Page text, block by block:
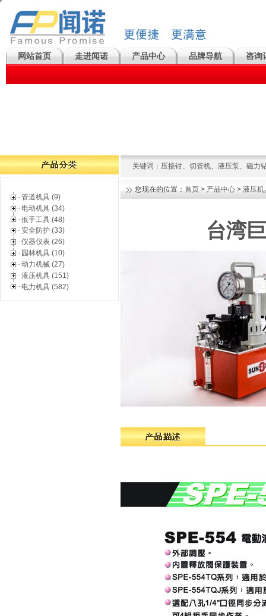
网站首页 走进闻诺 产品中心 品牌导航 咨询
管道机具 (9)
电动机具 (34)
扳手工具 (48)
安全防护 (33)
仪器仪表 (26)
园林机具 (10)
动力机械 (27)
液压机具 (151)
电力机具 (582)
关键词： 压接钳、 切管机、 液压泵、 磁力
您现在的位置： 首页 > 产品中心 > 液压机
台湾